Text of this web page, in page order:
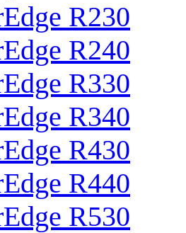
R230
R240
R330
R340
R430
R440
R530